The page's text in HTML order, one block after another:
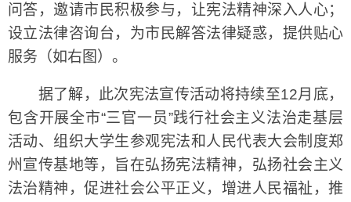
问答，邀请市民积极参与，让宪法精神深入人心；
设立法律咨询台，为市民解答法律疑惑，提供贴心
服务（如右图）。
据了解，此次宪法宣传活动将持续至12月底，
包含开展全市“三官一员”践行社会主义法治走基层
活动、组织大学生参观宪法和人民代表大会制度郑
州宣传基地等，旨在弘扬宪法精神，弘扬社会主义
法治精神，促进社会公平正义，增进人民福祉，推